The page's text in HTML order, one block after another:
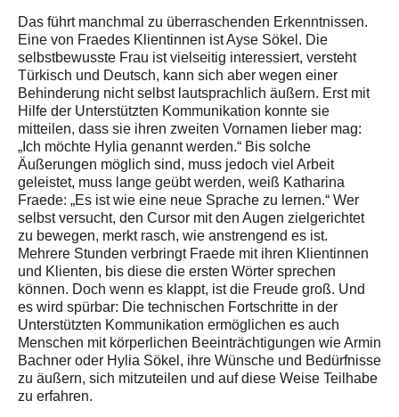
Das führt manchmal zu überraschenden Erkenntnissen.
Eine von Fraedes Klientinnen ist Ayse Sökel. Die
selbstbewusste Frau ist vielseitig interessiert, versteht
Türkisch und Deutsch, kann sich aber wegen einer
Behinderung nicht selbst lautsprachlich äußern. Erst mit
Hilfe der Unterstützten Kommunikation konnte sie
mitteilen, dass sie ihren zweiten Vornamen lieber mag:
„Ich möchte Hylia genannt werden.“ Bis solche
Äußerungen möglich sind, muss jedoch viel Arbeit
geleistet, muss lange geübt werden, weiß Katharina
Fraede: „Es ist wie eine neue Sprache zu lernen.“ Wer
selbst versucht, den Cursor mit den Augen zielgerichtet
zu bewegen, merkt rasch, wie anstrengend es ist.
Mehrere Stunden verbringt Fraede mit ihren Klientinnen
und Klienten, bis diese die ersten Wörter sprechen
können. Doch wenn es klappt, ist die Freude groß. Und
es wird spürbar: Die technischen Fortschritte in der
Unterstützten Kommunikation ermöglichen es auch
Menschen mit körperlichen Beeinträchtigungen wie Armin
Bachner oder Hylia Sökel, ihre Wünsche und Bedürfnisse
zu äußern, sich mitzuteilen und auf diese Weise Teilhabe
zu erfahren.